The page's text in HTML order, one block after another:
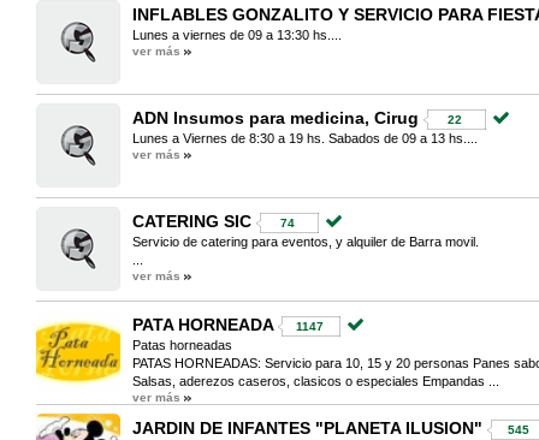
INFLABLES GONZALITO Y SERVICIO PARA
Lunes a viernes de 09 a 13:30 hs....
ver más
ADN Insumos para medicina, Cirug 22
Lunes a Viernes de 8:30 a 19 hs. Sabados de 09 a 13 hs....
ver más
CATERING SIC 74
Servicio de catering para eventos, y alquiler de Barra movil.
ver más
PATA HORNEADA 1147
Patas horneadas
PATAS HORNEADAS: Servicio para 10, 15 y 20 personas Panes
Salsas, aderezos caseros, clasicos o especiales Empandas ...
ver más
JARDIN DE INFANTES "PLANETA ILUSION" 545